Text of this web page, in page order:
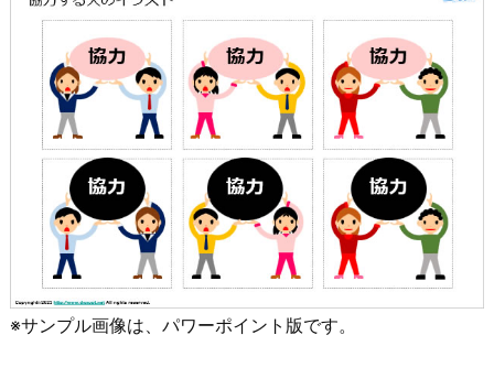
※サンプル画像は、パワーポイント版です。